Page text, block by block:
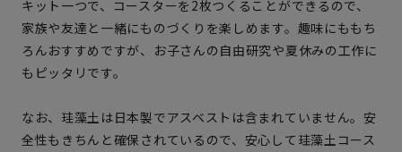
キット一つで、コースターを2枚つくることができるので、
家族や友達と一緒にものづくりを楽しめます。趣味にももち
ろんおすすめですが、お子さんの自由研究や夏休みの工作に
もピッタリです。
なお、珪藻土は日本製でアスベストは含まれていません。安
全性もきちんと確保されているので、安心して珪藻土コース